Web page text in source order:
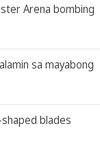
Arena bombing
sa mayabong
blades